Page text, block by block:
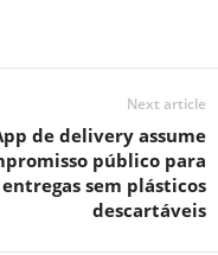
Next article
de delivery assume
público para
entregas sem plásticos
descartáveis